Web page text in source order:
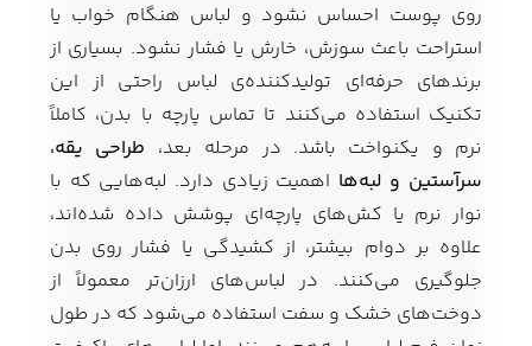
روی پوست احساس نشود و لباس هنگام خواب یا
استراحت باعث سوزش، خارش یا فشار نشود. بسیاری از
برندهای حرفه‌ای تولیدکننده‌ی لباس راحتی از این
تکنیک استفاده می‌کنند تا تماس پارچه با بدن، کاملاً
نرم و یکنواخت باشد. در مرحله بعد، طراحی یقه،
سرآستین و لبه‌ها اهمیت زیادی دارد. لبه‌هایی که با
نوار نرم یا کش‌های پارچه‌ای پوشش داده شده‌اند،
علاوه بر دوام بیشتر، از کشیدگی یا فشار روی بدن
جلوگیری می‌کنند. در لباس‌های ارزان‌تر معمولاً از
دوخت‌های خشک و سفت استفاده می‌شود که در طول